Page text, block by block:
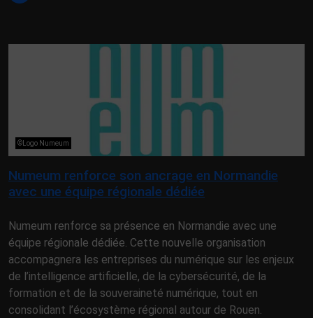
©Logo Numeum
Numeum renforce son ancrage en Normandie
avec une équipe régionale dédiée
Numeum renforce sa présence en Normandie avec une
équipe régionale dédiée. Cette nouvelle organisation
accompagnera les entreprises du numérique sur les enjeux
de l’intelligence artificielle, de la cybersécurité, de la
formation et de la souveraineté numérique, tout en
consolidant l’écosystème régional autour de Rouen.